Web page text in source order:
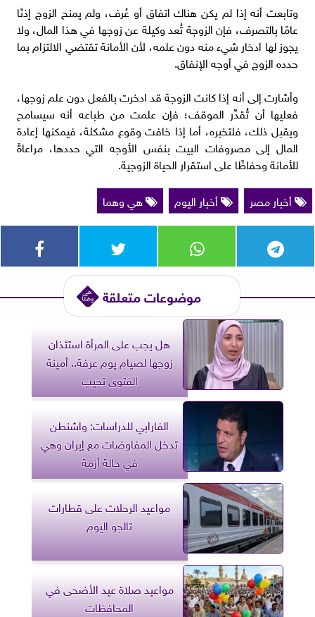
وتابعت أنه إذا لم يكن هناك اتفاق أو عُرف، ولم يمنح الزوج إذنًا
عامًا بالتصرف، فإن الزوجة تُعد وكيلة عن زوجها في هذا المال، ولا
يجوز لها ادخار شيء منه دون علمه، لأن الأمانة تقتضي الالتزام بما
حدده الزوج في أوجه الإنفاق.
وأشارت إلى أنه إذا كانت الزوجة قد ادخرت بالفعل دون علم زوجها،
فعليها أن تُقدِّر الموقف؛ فإن علمت من طباعه أنه سيسامح
ويقبل ذلك، فلتخبره، أما إذا خافت وقوع مشكلة، فيمكنها إعادة
المال إلى مصروفات البيت بنفس الأوجه التي حددها، مراعاةً
للأمانة وحفاظًا على استقرار الحياة الزوجية.
أخبار مصر
أخبار اليوم هي وهما
موضوعات متعلقة
هل يجب على المرأة استئذان
زوجها لصيام يوم عرفة.. أمينة
الفتوى تجيب
الفارابي للدراسات: واشنطن
تدخل المفاوضات مع إيران وهي
في حالة أزمة
مواعيد الرحلات على قطارات
تالجو اليوم
مواعيد صلاة عيد الأضحى في
المحافظات